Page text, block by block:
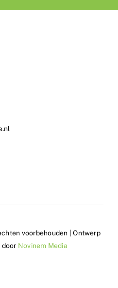
voorbehouden | Ontwerp
Novinem Media